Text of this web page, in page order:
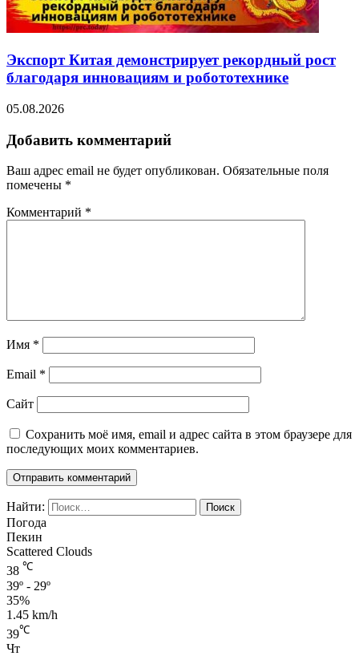
Экспорт Китая демонстрирует рекордный рост
благодаря инновациям и робототехнике
05.08.2026
Добавить комментарий
Ваш адрес email не будет опубликован. Обязательные поля
помечены *
Комментарий *
Имя *
Email *
Сайт
Сохранить моё имя, email и адрес сайта в этом браузере для
последующих моих комментариев.
Найти:
Погода
Пекин
Scattered Clouds
38 ℃
39º - 29º
35%
1.45 km/h
39℃
Чт